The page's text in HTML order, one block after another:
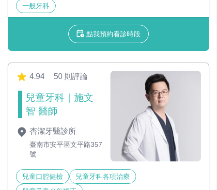
一般牙科
點我預約看診時段
4.94 50 則評論
兒童牙科｜施文
智 醫師
杏潔牙醫診所
臺南市安平區文平路357
號
兒童口腔健檢
兒童牙科各項治療